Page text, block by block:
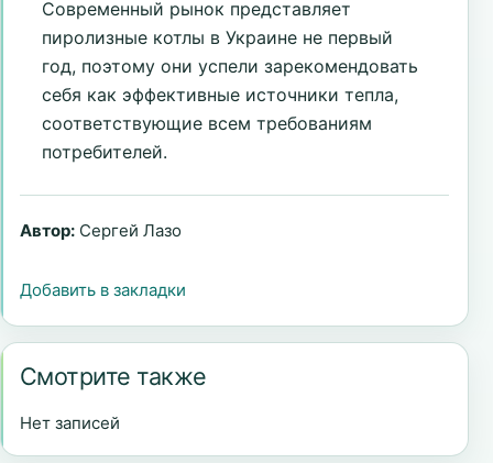
Современный рынок представляет
пиролизные котлы в Украине не первый
год, поэтому они успели зарекомендовать
себя как эффективные источники тепла,
соответствующие всем требованиям
потребителей.
Автор: Сергей Лазо
Добавить в закладки
Смотрите также
Нет записей